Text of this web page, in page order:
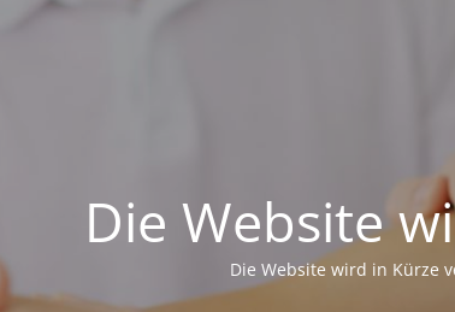
Die Website
Die Website wird in Kürze